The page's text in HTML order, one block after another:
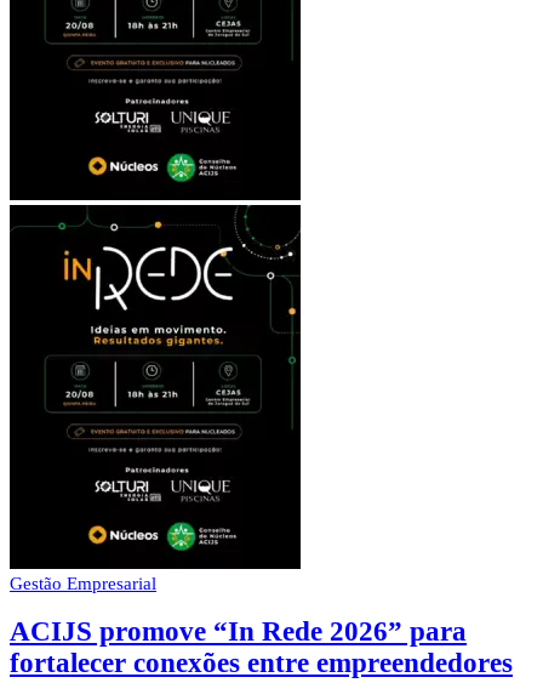
Gestão Empresarial
ACIJS promove “In Rede 2026” para
fortalecer conexões entre empreendedores